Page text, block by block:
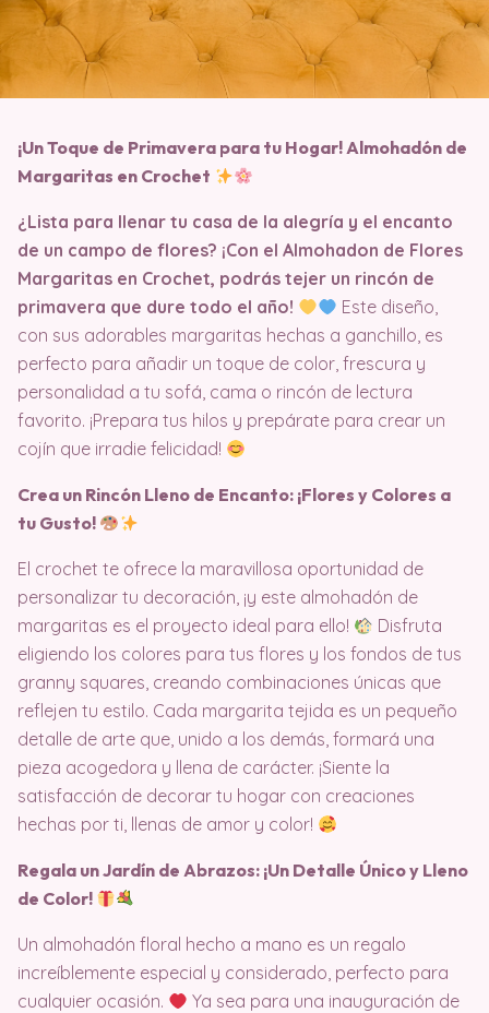
¡Un Toque de Primavera para tu Hogar! Almohadón de
Margaritas en Crochet
¿Lista para llenar tu casa de la alegría y el encanto
de un campo de flores? ¡Con el Almohadon de Flores
Margaritas en Crochet, podrás tejer un rincón de
primavera que dure todo el año!
Este diseño,
con sus adorables margaritas hechas a ganchillo, es
perfecto para añadir un toque de color, frescura y
personalidad a tu sofá, cama o rincón de lectura
favorito. ¡Prepara tus hilos y prepárate para crear un
cojín que irradie felicidad!
Crea un Rincón Lleno de Encanto: ¡Flores y Colores a
tu Gusto!
El crochet te ofrece la maravillosa oportunidad de
personalizar tu decoración, ¡y este almohadón de
margaritas es el proyecto ideal para ello!
Disfruta
eligiendo los colores para tus flores y los fondos de tus
granny squares, creando combinaciones únicas que
reflejen tu estilo. Cada margarita tejida es un pequeño
detalle de arte que, unido a los demás, formará una
pieza acogedora y llena de carácter. ¡Siente la
satisfacción de decorar tu hogar con creaciones
hechas por ti, llenas de amor y color!
Regala un Jardín de Abrazos: ¡Un Detalle Único y Lleno
de Color!
Un almohadón floral hecho a mano es un regalo
increíblemente especial y considerado, perfecto para
cualquier ocasión.
Ya sea para una inauguración de